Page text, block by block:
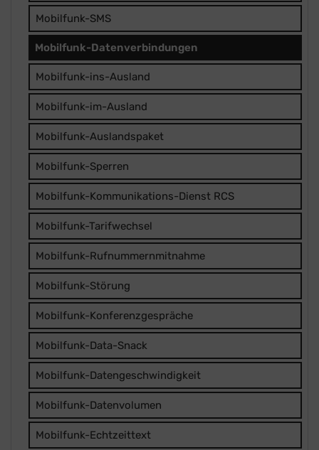
Mobilfunk-SMS
Mobilfunk-Datenverbindungen
Mobilfunk-ins-Ausland
Mobilfunk-im-Ausland
Mobilfunk-Auslandspaket
Mobilfunk-Sperren
Mobilfunk-Kommunikations-Dienst RCS
Mobilfunk-Tarifwechsel
Mobilfunk-Rufnummernmitnahme
Mobilfunk-Störung
Mobilfunk-Konferenzgespräche
Mobilfunk-Data-Snack
Mobilfunk-Datengeschwindigkeit
Mobilfunk-Datenvolumen
Mobilfunk-Echtzeittext